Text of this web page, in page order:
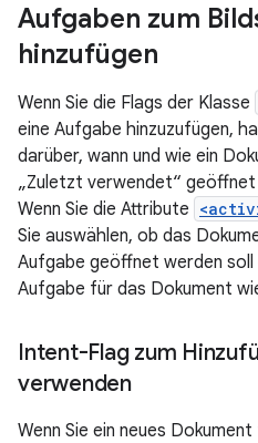
Aufgaben zum
hinzufügen
Wenn Sie die Flags der Klasse
eine Aufgabe hinzuzufügen,
darüber, wann und wie ein
„Zuletzt verwendet“
Wenn Sie die Attribute
Sie auswählen, ob das
Aufgabe geöffnet werden
Aufgabe für das Dokument
Intent-Flag zum
verwenden
Wenn Sie ein neues